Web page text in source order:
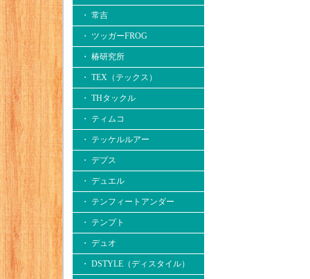
・ 常吉
・ ツッガーFROG
・ 椿研究所
・ TEX（テックス）
・ THタックル
・ ティムコ
・ テッケルルアー
・ デプス
・ デュエル
・ テンフィートアンダー
・ テンプト
・ デュオ
・ DSTYLE（ディスタイル）